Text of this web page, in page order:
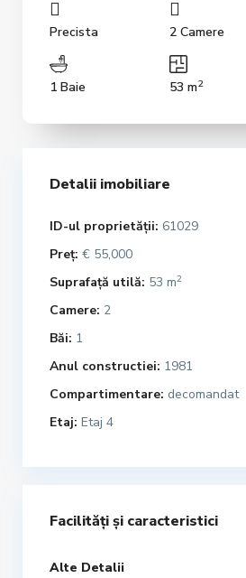
Precista 2 Camere
1 Baie 53 m2
Detalii imobiliare
ID-ul proprietății: 61029
Preț: € 55,000
Suprafață utilă: 53 m2
Camere: 2
Băi: 1
Anul constructiei: 1981
Compartimentare: decomandat
Etaj: Etaj 4
Facilități și caracteristici
Alte Detalii